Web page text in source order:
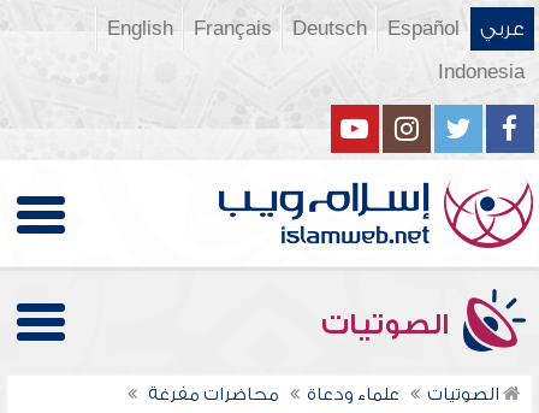
عربي Español
Deutsch
Français
English
Indonesia
الصوتيات
الصوتيات علماء ودعاة
محاضرات مفرغة